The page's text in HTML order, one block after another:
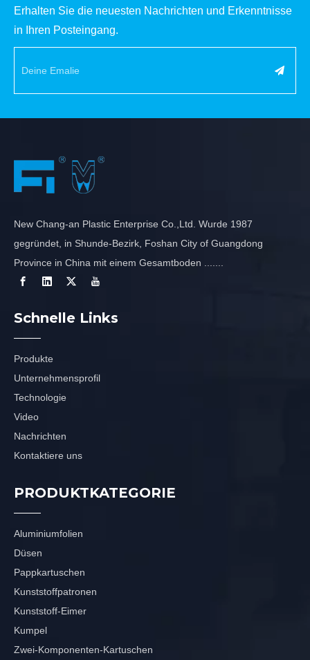
Erhalten Sie die neuesten Nachrichten und Erkenntnisse
in Ihren Posteingang.
New Chang-an Plastic Enterprise Co.,Ltd. Wurde 1987
gegründet, in Shunde-Bezirk, Foshan City of Guangdong
Province in China mit einem Gesamtboden .......
Schnelle Links
Produkte
Unternehmensprofil
Technologie
Video
Nachrichten
Kontaktiere uns
PRODUKTKATEGORIE
Aluminiumfolien
Düsen
Pappkartuschen
Kunststoffpatronen
Kunststoff-Eimer
Kumpel
Zwei-Komponenten-Kartuschen